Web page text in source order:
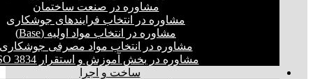
مشاوره در صنعت ساختمان
مشاوره در انتخاب فرایند‌های جوشکاری
مشاوره در انتخاب مواد اولیه (Base)
مشاوره در انتخاب مواد مصرفی
مشاوره در بخش آموزش و استقرار ISO 3834
ساخت و اجرا